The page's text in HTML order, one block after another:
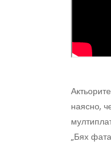
наясно,
„Бях